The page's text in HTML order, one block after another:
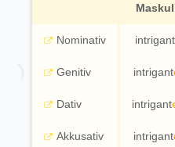
Nominativ intrigant
Genitiv intrigant
Dativ intrigant
Akkusativ intrigant